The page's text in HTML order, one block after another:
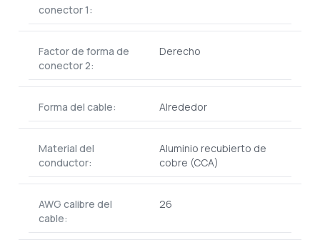
conector 1:
Factor de forma de
conector 2:
Derecho
Forma del cable: Alrededor
Material del
conductor:
Aluminio recubierto de
cobre (CCA)
AWG calibre del
cable:
26